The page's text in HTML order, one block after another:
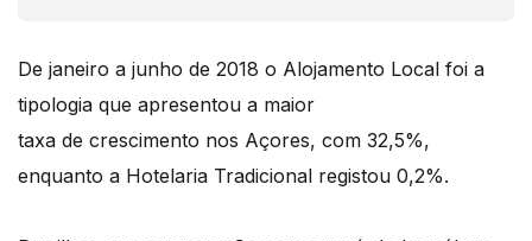
De janeiro a junho de 2018 o Alojamento Local foi a
tipologia que apresentou a maior
taxa de crescimento nos Açores, com 32,5%,
enquanto a Hotelaria Tradicional registou 0,2%.